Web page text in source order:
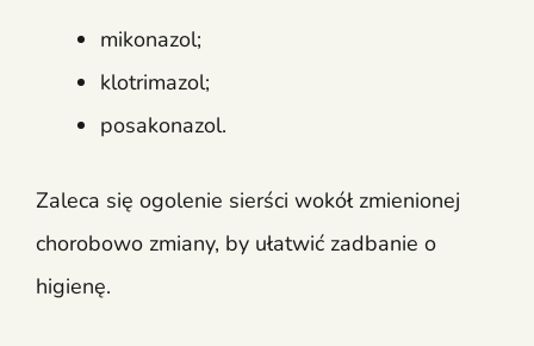
mikonazol;
klotrimazol;
posakonazol.
Zaleca się ogolenie sierści wokół zmienionej
chorobowo zmiany, by ułatwić zadbanie o
higienę.